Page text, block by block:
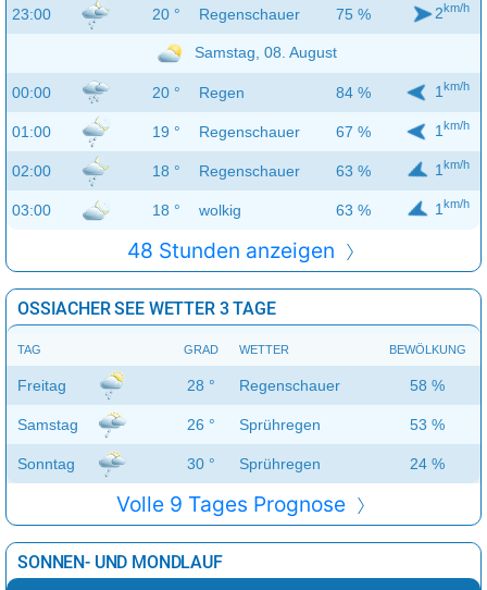
23:00 20 ° Regenschauer 75 % 2km/h
Samstag, 08. August
00:00 20 ° Regen 84 % 1 km/h
01:00 19 ° Regenschauer 67 % 1 km/h
02:00 18 ° Regenschauer 63 % 1 km/h
03:00 18 ° wolkig 63 % 1 km/h
48 Stunden anzeigen
OSSIACHER SEE WETTER 3 TAGE
TAG GRAD WETTER BEWÖLKUNG
Freitag 28 ° Regenschauer 58 %
Samstag 26 ° Sprühregen 53 %
Sonntag 30 ° Sprühregen 24 %
Volle 9 Tages Prognose
SONNEN- UND MONDLAUF